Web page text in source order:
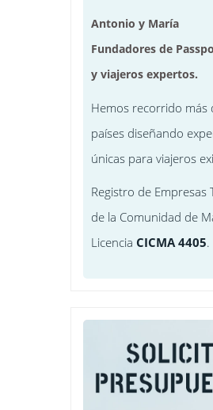
Antonio y María
Fundadores de
y viajeros expertos.
Hemos recorrido más
países diseñando
únicas para viajeros
Registro de Empresas
de la Comunidad de
Licencia CICMA 4405.